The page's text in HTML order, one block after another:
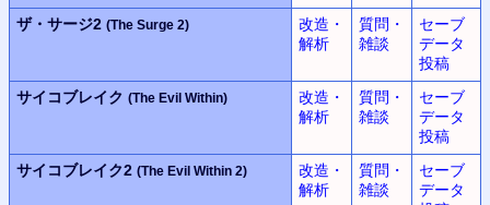
ザ・サージ2 (The Surge 2)
改造・
解析
質問・
雑談
セーブ
データ
投稿
サイコブレイク (The Evil Within)
改造・
解析
質問・
雑談
セーブ
データ
投稿
サイコブレイク2 (The Evil Within 2)
改造・
解析
質問・
雑談
セーブ
データ